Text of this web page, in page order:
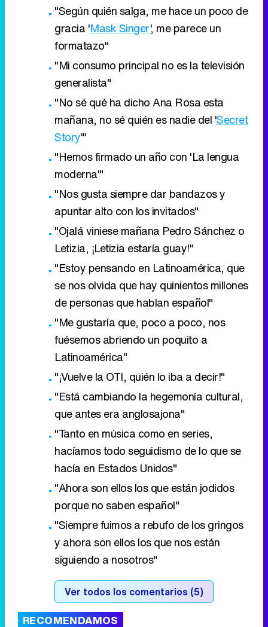
"Según quién salga, me hace un poco de
gracia 'Mask Singer', me parece un
formatazo"
"Mi consumo principal no es la televisión
generalista"
"No sé qué ha dicho Ana Rosa esta
mañana, no sé quién es nadie del 'Secret
Story'"
"Hemos firmado un año con 'La lengua
moderna'"
"Nos gusta siempre dar bandazos y
apuntar alto con los invitados"
"Ojalá viniese mañana Pedro Sánchez o
Letizia, ¡Letizia estaría guay!"
"Estoy pensando en Latinoamérica, que
se nos olvida que hay quinientos millones
de personas que hablan español"
"Me gustaría que, poco a poco, nos
fuésemos abriendo un poquito a
Latinoamérica"
"¡Vuelve la OTI, quién lo iba a decir!"
"Está cambiando la hegemonía cultural,
que antes era anglosajona"
"Tanto en música como en series,
hacíamos todo seguidismo de lo que se
hacía en Estados Unidos"
"Ahora son ellos los que están jodidos
porque no saben español"
"Siempre fuimos a rebufo de los gringos
y ahora son ellos los que nos están
siguiendo a nosotros"
Ver todos los comentarios (5)
RECOMENDAMOS